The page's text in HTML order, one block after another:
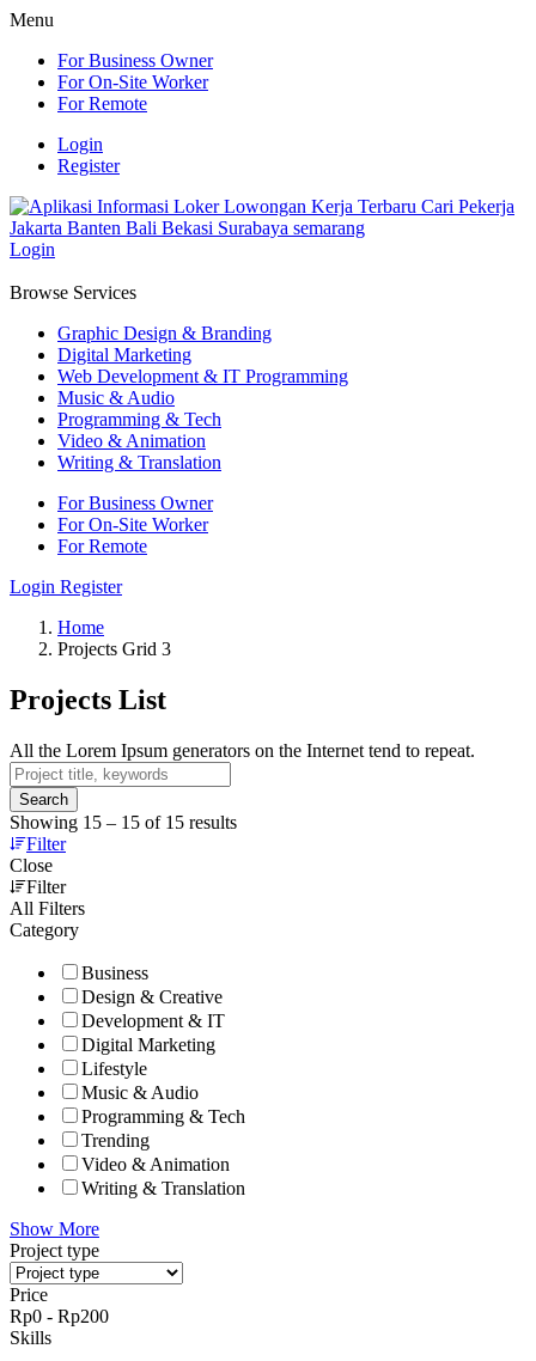
Menu
For Business Owner
For On-Site Worker
For Remote
Login
Register
Login
Browse Services
Graphic Design & Branding
Digital Marketing
Web Development & IT Programming
Music & Audio
Programming & Tech
Video & Animation
Writing & Translation
For Business Owner
For On-Site Worker
For Remote
Login Register
Home
Projects Grid 3
Projects List
All the Lorem Ipsum generators on the Internet tend to repeat.
Search
Showing 15 – 15 of 15 results
Filter
Close
Filter
All Filters
Category
Business
Design & Creative
Development & IT
Digital Marketing
Lifestyle
Music & Audio
Programming & Tech
Trending
Video & Animation
Writing & Translation
Show More
Project type
Price
Rp0 - Rp200
Skills